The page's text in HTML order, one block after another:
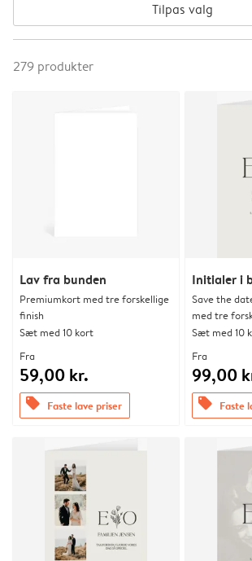
Tilpas valg
279 produkter
Lav fra bunden
Premiumkort med tre forskellige
finish
Sæt med 10 kort
Fra
59,00 kr.
offers Faste lave priser
Initialer i
Save the
med tre
Sæt med 10
Fra
99,00
offers Faste